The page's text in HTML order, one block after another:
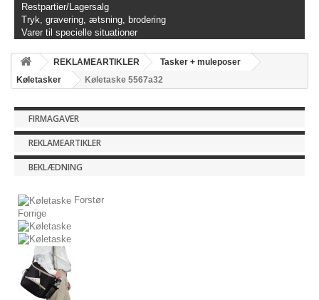
Restpartier/Lagersalg
Tryk, gravering, ætsning, brodering
Varer til specielle situationer
REKLAMEARTIKLER
Tasker + muleposer
Køletasker
Køletaske 5567a32
FIRMAGAVER
REKLAMEARTIKLER
BEKLÆDNING
Forstør
Forrige